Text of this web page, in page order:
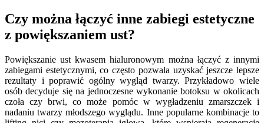
Czy można łączyć inne zabiegi estetyczne
z powiększaniem ust?
Powiększanie ust kwasem hialuronowym można łączyć z innymi
zabiegami estetycznymi, co często pozwala uzyskać jeszcze lepsze
rezultaty i poprawić ogólny wygląd twarzy. Przykładowo wiele
osób decyduje się na jednoczesne wykonanie botoksu w okolicach
czoła czy brwi, co może pomóc w wygładzeniu zmarszczek i
nadaniu twarzy młodszego wyglądu. Inne popularne kombinacje to